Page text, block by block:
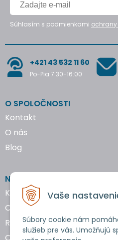
Vaše
Súbory cookie nám
služieb pre vás. Umožňujú
Súhlasím s podmienkami
+421 43 532 11 60
Po-Pia 7:30-16:00
O SPOLOČNOSTI
Kontakt
O nás
Blog
NAKUPOVANIE
Katalógy náradia
Obchodné podmienky
Reklamácie a vrátenie